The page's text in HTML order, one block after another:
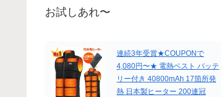
お試しあれ〜
連続3年受賞★COUPONで
4,080円〜★ 電熱ベスト バッテ
リー付き 40800mAh 17箇所発
熱 日本製ヒーター 200連冠